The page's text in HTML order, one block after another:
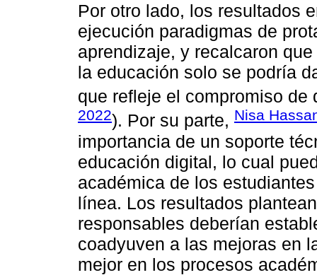
Por otro lado, los resultados
ejecución paradigmas de
aprendizaje, y recalcaron
la educación solo se podría
que refleje el compromiso de
2022). Por su parte, Nisa
importancia de un soporte
educación digital, lo cual
académica de los
línea. Los resultados
responsables deberían
coadyuven a las mejoras en
mejor en los procesos